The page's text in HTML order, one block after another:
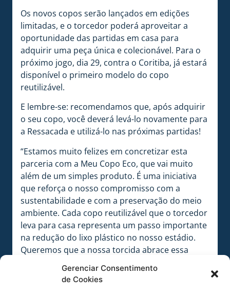
Gerenciar Consentimento
de Cookies
Os novos copos serão lançados em edições
limitadas, e o torcedor poderá aproveitar a
oportunidade das partidas em casa para
adquirir uma peça única e colecionável. Para o
próximo jogo, dia 29, contra o Coritiba, já estará
disponível o primeiro modelo do copo
reutilizável.
E lembre-se: recomendamos que, após adquirir
o seu copo, você deverá levá-lo novamente para
a Ressacada e utilizá-lo nas próximas partidas!
“Estamos muito felizes em concretizar esta
parceria com a Meu Copo Eco, que vai muito
além de um simples produto. É uma iniciativa
que reforça o nosso compromisso com a
sustentabilidade e com a preservação do meio
ambiente. Cada copo reutilizável que o torcedor
leva para casa representa um passo importante
na redução do lixo plástico no nosso estádio.
Queremos que a nossa torcida abrace essa
causa, unindo a paixão pelo Leão à
responsabilidade ambiental”, afirma Júlio César,
presidente do Avaí.